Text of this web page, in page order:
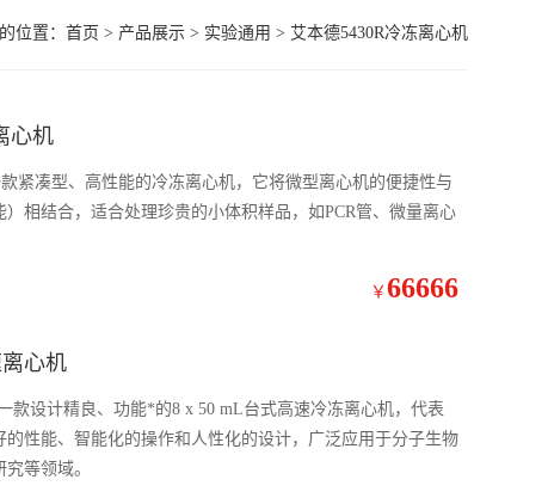
位置： 首页 > 产品展示> 实验通用 > 艾本德5430R冷冻离心机
心机
紧凑型、高性能的冷冻离心机，它将微型离心机的便捷性与
相结合，适合处理珍贵的小体积样品，如PCR管、微量离心
￥ 66666
心机
款设计精良、功能*的8 x 50 mL台式高速冷冻离心机，代表
的性能、智能化的操作和人性化的设计，广泛应用于分子生物
等领域。